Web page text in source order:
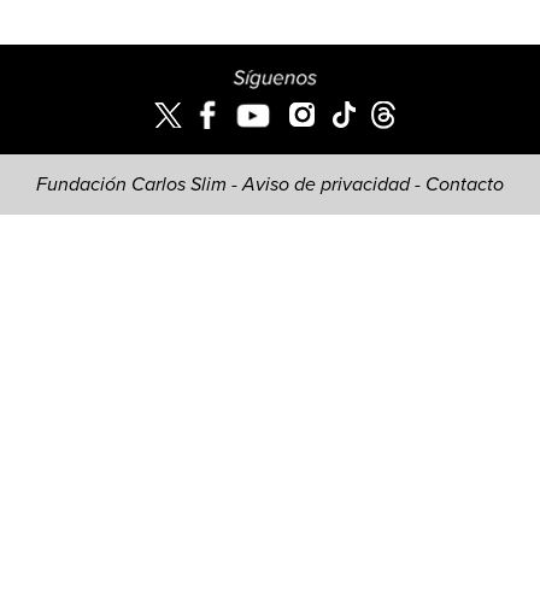
Fundación Carlos Slim -Aviso de privacidad- Contacto